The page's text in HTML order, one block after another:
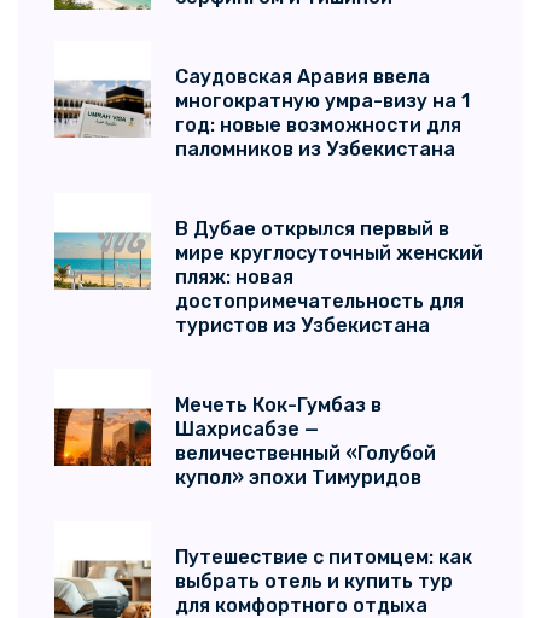
Саудовская Аравия ввела
многократную умра-визу на 1
год: новые возможности для
паломников из Узбекистана
В Дубае открылся первый в
мире круглосуточный женский
пляж: новая
достопримечательность для
туристов из Узбекистана
Мечеть Кок-Гумбаз в
Шахрисабзе —
величественный «Голубой
купол» эпохи Тимуридов
Путешествие с питомцем: как
выбрать отель и купить тур
для комфортного отдыха